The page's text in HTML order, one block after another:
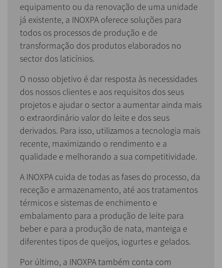
equipamento ou da renovação de uma unidade
já existente, a INOXPA oferece soluções para
todos os processos de produção e de
transformação dos produtos elaborados no
sector dos laticínios.
O nosso objetivo é dar resposta às necessidades
dos nossos clientes e aos requisitos dos seus
projetos e ajudar o sector a aumentar ainda mais
o extraordinário valor do leite e dos seus
derivados. Para isso, utilizamos a tecnologia mais
recente, maximizando o rendimento e a
qualidade e melhorando a sua competitividade.
A INOXPA cuida de todas as fases do processo, da
receção e armazenamento, até aos tratamentos
térmicos e sistemas de enchimento e
embalamento para a produção de leite para
beber e para a produção de nata, manteiga e
diferentes tipos de queijos, iogurtes e gelados.
Por último, a INOXPA também conta com